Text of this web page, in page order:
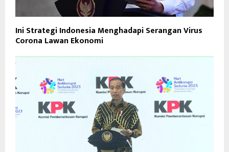
Ini Strategi Indonesia Menghadapi Serangan Virus
Corona Lawan Ekonomi